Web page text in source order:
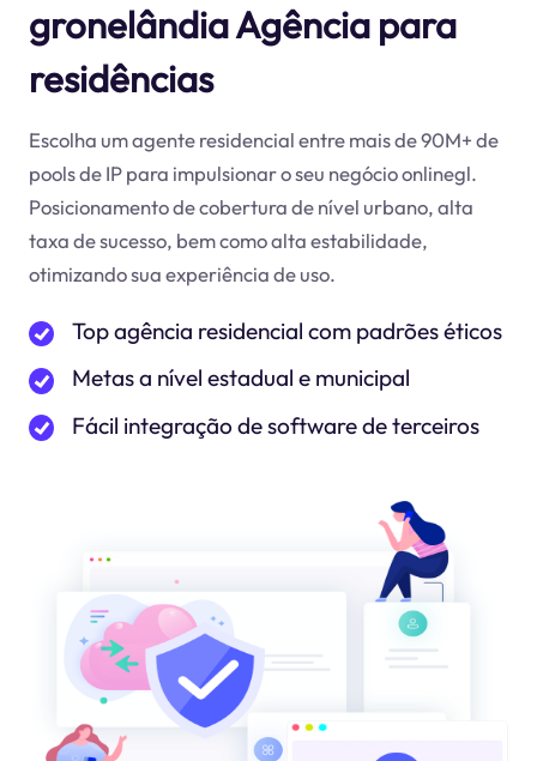
gronelândia Agência para
residências
Escolha um agente residencial entre mais de 90M+ de
pools de IP para impulsionar o seu negócio onlinegl.
Posicionamento de cobertura de nível urbano, alta
taxa de sucesso, bem como alta estabilidade,
otimizando sua experiência de uso.
Top agência residencial com padrões éticos
Metas a nível estadual e municipal
Fácil integração de software de terceiros